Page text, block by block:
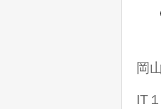
岡
IT